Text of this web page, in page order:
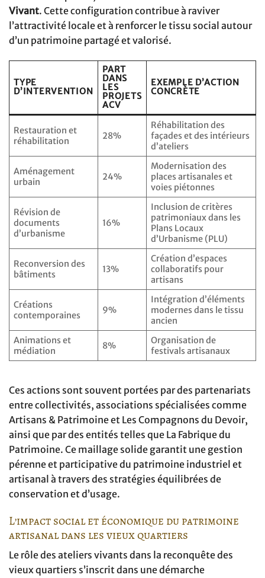
Vivant. Cette configuration contribue à raviver
l’attractivité locale et à renforcer le tissu social autour
d’un patrimoine partagé et valorisé.
TYPE
D’INTERVENTION
PART
DANS
LES
PROJETS
ACV
EXEMPLE D’ACTION
CONCRÈTE
Restauration et
réhabilitation
28%
Réhabilitation des
façades et des intérieurs
d’ateliers
Aménagement
urbain
24%
Modernisation des
places artisanales et
voies piétonnes
Révision de
documents
d’urbanisme
16%
Inclusion de critères
patrimoniaux dans les
Plans Locaux
d’Urbanisme (PLU)
Reconversion des
bâtiments
13%
Création d’espaces
collaboratifs pour
artisans
Créations
contemporaines
9%
Intégration d’éléments
modernes dans le tissu
ancien
Animations et
médiation
8%
Organisation de
festivals artisanaux
Ces actions sont souvent portées par des partenariats
entre collectivités, associations spécialisées comme
Artisans & Patrimoine et Les Compagnons du Devoir,
ainsi que par des entités telles que La Fabrique du
Patrimoine. Ce maillage solide garantit une gestion
pérenne et participative du patrimoine industriel et
artisanal à travers des stratégies équilibrées de
conservation et d’usage.
L’impact social et économique du patrimoine
artisanal dans les vieux quartiers
Le rôle des ateliers vivants dans la reconquête des
vieux quartiers s’inscrit dans une démarche